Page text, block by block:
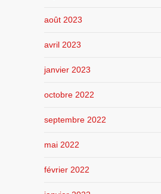
août 2023
avril 2023
janvier 2023
octobre 2022
septembre 2022
mai 2022
février 2022